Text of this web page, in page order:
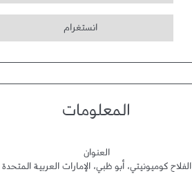
انستغرام
المعلومات
العنوان
الفلاح كوميونيتي،أبو ظبي،الإمارات العربية المتحدة